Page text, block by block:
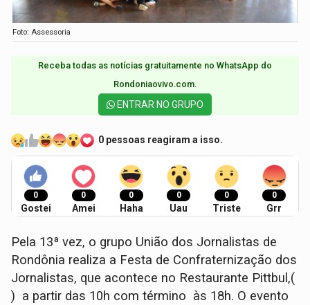
Foto: Assessoria
Receba todas as notícias gratuitamente no WhatsApp do
Rondoniaovivo.com.​
ENTRAR NO GRUPO
0 pessoas reagiram a isso.
0
Gostei
0
Amei
0
Haha
0
Uau
0
Triste
0
Grr
Pela 13ª vez, o grupo União dos Jornalistas de
Rondônia realiza a Festa de Confraternização dos
Jornalistas, que acontece no Restaurante Pittbul,(
) a partir das 10h com término às 18h. O evento